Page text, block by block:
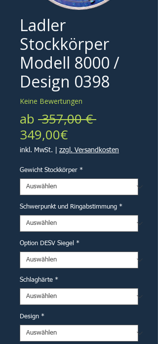
Ladler
Stockkörper
Modell 8000 /
Design 0398
Keine Bewertungen
ab 357,00 €
349,00€Sale-
Preis
inkl. MwSt. zzgl. Versandkosten
Gewicht Stockkörper *
Schwerpunkt und Ringabstimmung *
Option DESV Siegel *
Schlaghärte *
Design *